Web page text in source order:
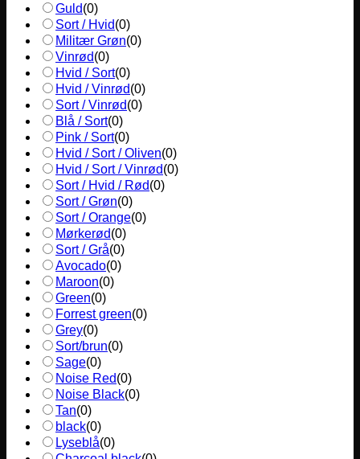
Guld(0)
Sort / Hvid(0)
Militær Grøn(0)
Vinrød(0)
Hvid / Sort(0)
Hvid / Vinrød(0)
Sort / Vinrød(0)
Blå / Sort(0)
Pink / Sort(0)
Hvid / Sort / Oliven(0)
Hvid / Sort / Vinrød(0)
Sort / Hvid / Rød(0)
Sort / Grøn(0)
Sort / Orange(0)
Mørkerød(0)
Sort / Grå(0)
Avocado(0)
Maroon(0)
Green(0)
Forrest green(0)
Grey(0)
Sort/brun(0)
Sage(0)
Noise Red(0)
Noise Black(0)
Tan(0)
black(0)
Lyseblå(0)